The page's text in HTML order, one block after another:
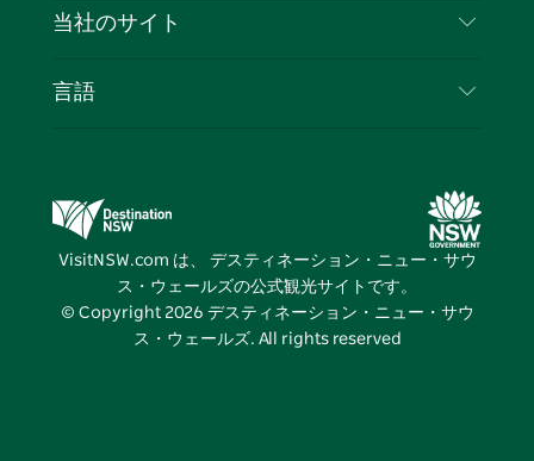
クッキーに関する通知
イベント
旅行情報
NSWでのビジネス
当社のサイト
デスティネーション・ニュー・サウス・ウェール
ズメディアセンター
ビビッド・シドニー
言語
VisitNSW.com は、 デスティネーション・ニュー・サウ
ス・ウェールズの公式観光サイトです。
© Copyright 2026 デスティネーション・ニュー・サウ
ス・ウェールズ. All rights reserved